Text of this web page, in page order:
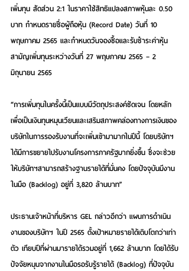
เพิ่มทุน สัดส่วน 2:1 ในราคาใช้สิทธิแปลงสภาพหุ้นละ 0.50
บาท กำหนดรายชื่อผู้ถือหุ้น (Record Date) วันที่ 10
พฤษภาคม 2565 และกำหนดวันจองซื้อและรับชำระค่าหุ้น
สามัญเพิ่มทุนระหว่างวันที่ 27 พฤษภาคม 2565 – 2
มิถุนายน 2565
“การเพิ่มทุนในครั้งนี้เป็นแบบมีวัตถุประสงค์ชัดเจน โดยหลัก
เพื่อเป็นเงินทุนหมุนเวียนและเสริมสภาพคล่องทางการเงินของ
บริษัทในการรองรับงานที่จะเพิ่มเข้ามามากในปีนี้ โดยบริษัทฯ
ได้มีการขยายไปรับงานโครงการภาครัฐมากยิ่งขึ้น ซึ่งจะช่วย
ให้บริษัทฯสามารถสร้างฐานรายได้ที่มั่นคง โดยปัจจุบันมีงาน
ในมือ (Backlog) อยู่ที่ 3,820 ล้านบาท”
ประธานเจ้าหน้าที่บริหาร GEL กล่าวอีกว่า แผนการดำเนิน
งานของบริษัทฯ ในปี 2565 ตั้งเป้าหมายรายได้เติบโตกว่าเท่า
ตัว เทียบปีที่ผ่านมารายได้รวมอยู่ที่ 1,662 ล้านบาท โดยได้รับ
ปัจจัยหนุนจากงานในมือรอรับรู้รายได้ (Backlog) ที่ปัจจุบัน